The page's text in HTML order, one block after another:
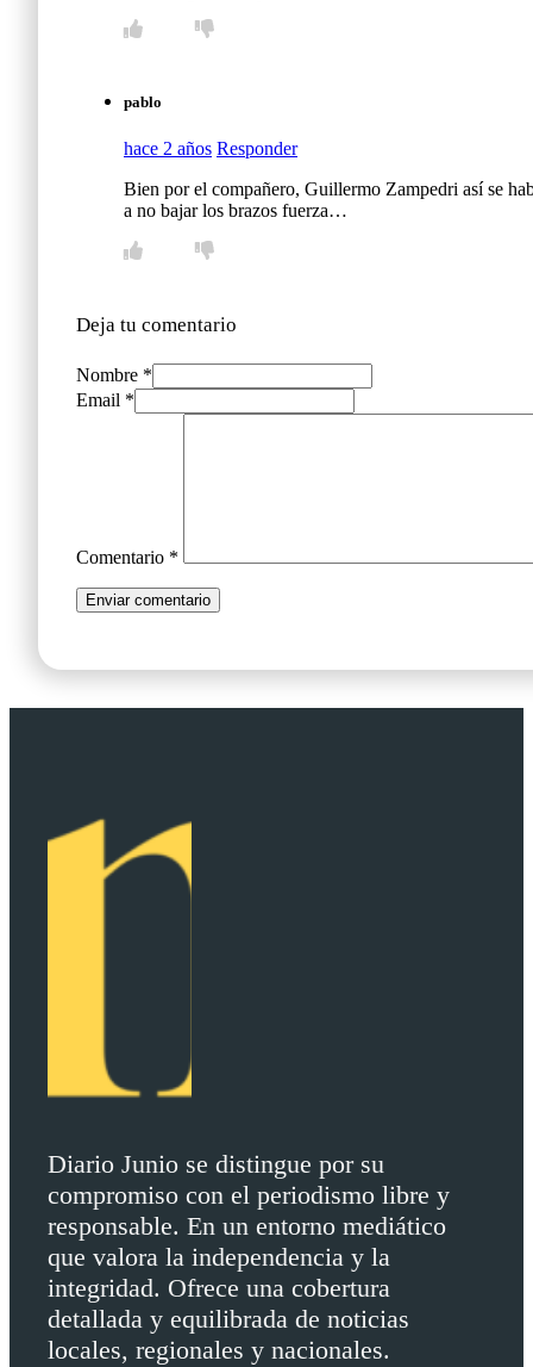
pablo
hace 2 años Responder
Bien por el compañero, Guillermo Zampedri así se
a no bajar los brazos fuerza…
Deja tu comentario
Nombre *
Email *
Comentario *
Diario Junio se distingue por su
compromiso con el periodismo libre y
responsable. En un entorno mediático
que valora la independencia y la
integridad. Ofrece una cobertura
detallada y equilibrada de noticias
locales, regionales y nacionales.